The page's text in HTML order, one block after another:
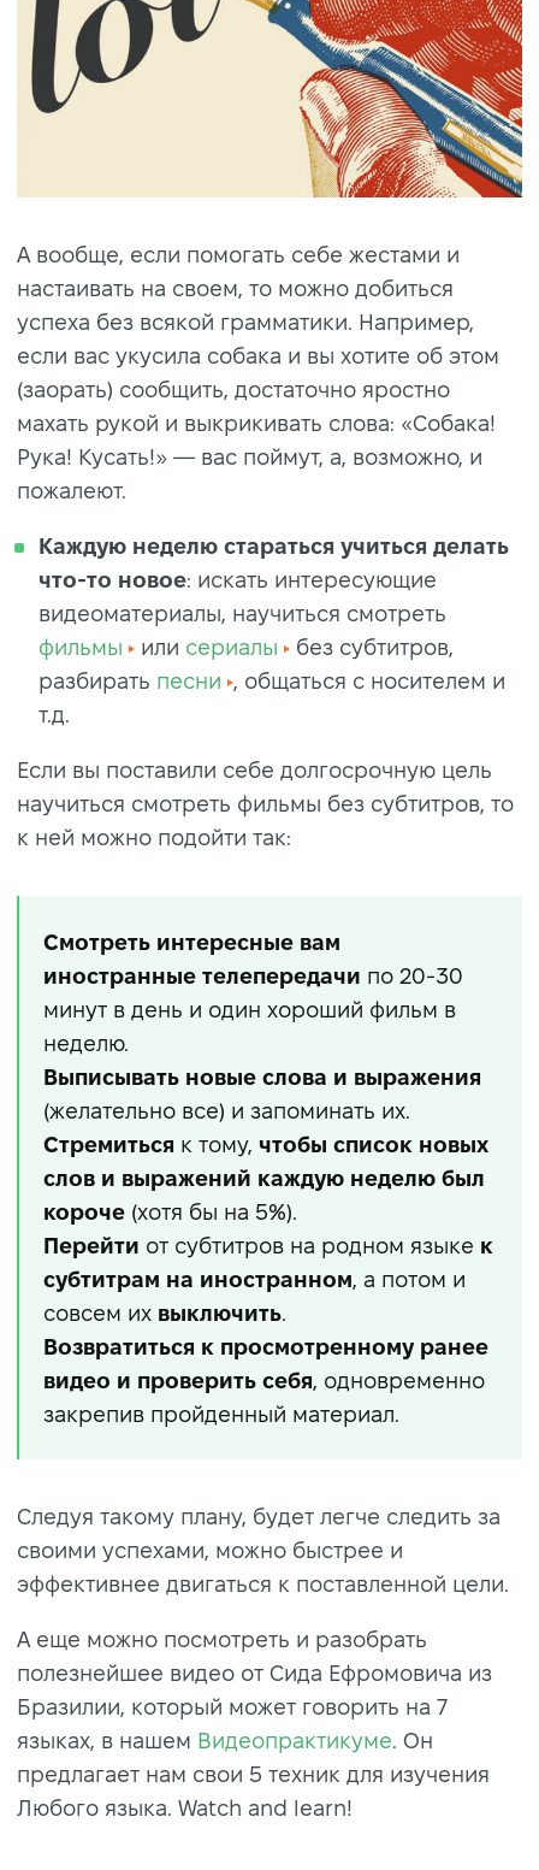
А вообще, если помогать себе жестами и
настаивать на своем, то можно добиться
успеха без всякой грамматики. Например,
если вас укусила собака и вы хотите об этом
(заорать) сообщить, достаточно яростно
махать рукой и выкрикивать слова: «Собака!
Рука! Кусать!» — вас поймут, а, возможно, и
пожалеют.
Каждую неделю стараться учиться делать
что-то новое: искать интересующие
видеоматериалы, научиться смотреть
фильмы
или сериалы
без субтитров,
разбирать песни
, общаться с носителем и
т.д.
Если вы поставили себе долгосрочную цель
научиться смотреть фильмы без субтитров, то
к ней можно подойти так:
Смотреть интересные вам
иностранные телепередачи по 20-30
минут в день и один хороший фильм в
неделю.
Выписывать новые слова и выражения
(желательно все) и запоминать их.
Стремиться к тому, чтобы список новых
слов и выражений каждую неделю был
короче (хотя бы на 5%).
Перейти от субтитров на родном языке к
субтитрам на иностранном, а потом и
совсем их выключить.
Возвратиться к просмотренному ранее
видео и проверить себя, одновременно
закрепив пройденный материал.
Следуя такому плану, будет легче следить за
своими успехами, можно быстрее и
эффективнее двигаться к поставленной цели.
А еще можно посмотреть и разобрать
полезнейшее видео от Сида Ефромовича из
Бразилии, который может говорить на 7
языках, в нашем Видеопрактикуме. Он
предлагает нам свои 5 техник для изучения
Любого языка. Watch and learn!